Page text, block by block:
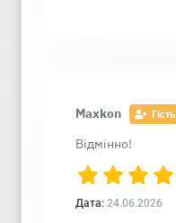
Maxkon Гість
Відмінно!
Дата: 24.06.2026